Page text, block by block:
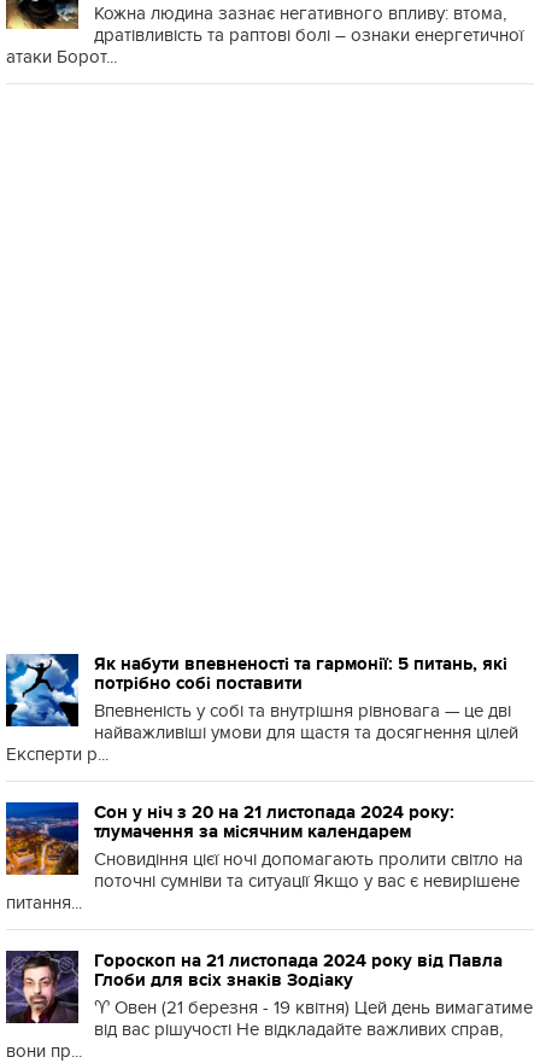
Кожна людина зазнає негативного впливу: втома,
дратівливість та раптові болі – ознаки енергетичної
атаки Борот...
Як набути впевненості та гармонії: 5 питань, які
потрібно собі поставити
Впевненість у собі та внутрішня рівновага — це дві
найважливіші умови для щастя та досягнення цілей
Експерти р...
Сон у ніч з 20 на 21 листопада 2024 року:
тлумачення за місячним календарем
Сновидіння цієї ночі допомагають пролити світло на
поточні сумніви та ситуації Якщо у вас є невирішене
питання...
Гороскоп на 21 листопада 2024 року від Павла
Глоби для всіх знаків Зодіаку
♈️ Овен (21 березня - 19 квітня) Цей день вимагатиме
від вас рішучості Не відкладайте важливих справ,
вони пр...